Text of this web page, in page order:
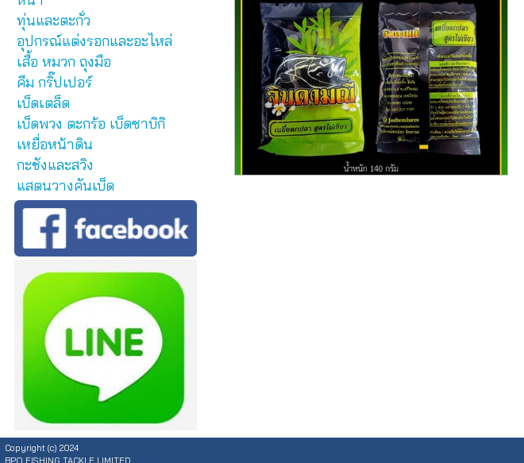
ทุ่นและตะกั่ว
อุปกรณ์แต่งรอกและอะไหล่
เสื้อ หมวก ถุงมือ
คีม กริ๊ปเปอร์
เบ็ดเตล็ด
เบ็ดพวง ตะกร้อ เบ็ดซาบิกิ
เหยื่อหน้าดิน
กะชังและสวิง
แสตนวางคันเบ็ด
Copyright (c) 2024
BPO FISHING TACKLE LIMITED